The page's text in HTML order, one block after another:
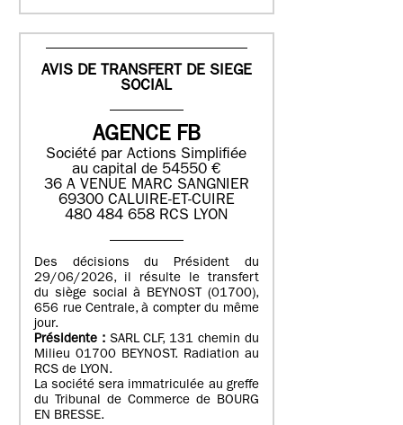
AVIS DE TRANSFERT DE SIEGE
SOCIAL
AGENCE FB
Société par Actions Simplifiée
au capital de 54550 €
36 A VENUE MARC SANGNIER
69300 CALUIRE-ET-CUIRE
480 484 658 RCS LYON
Des décisions du Président du
29/06/2026, il résulte le transfert
du siège social à BEYNOST (01700),
656 rue Centrale, à compter du même
jour.
Présidente :SARL CLF, 131 chemin du
Milieu 01700 BEYNOST. Radiation au
RCS de LYON.
La société sera immatriculée au greffe
du Tribunal de Commerce de BOURG
EN BRESSE.